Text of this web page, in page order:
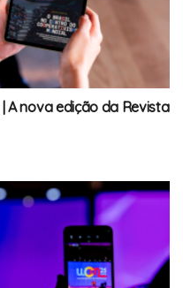
A nova edição da Revista